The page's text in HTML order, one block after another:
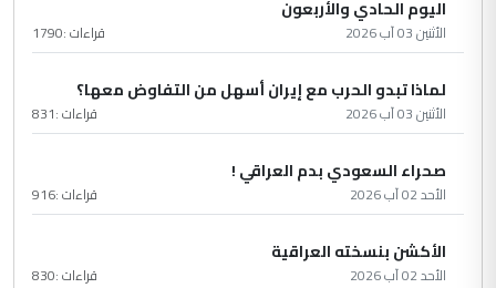
اليوم الحادي والأربعون
الأثنين 03 آب 2026 قراءات :1790
لماذا تبدو الحرب مع إيران أسهل من التفاوض معها؟
الأثنين 03 آب 2026 قراءات :831
صحراء السعودي بدم العراقي !
الأحد 02 آب 2026 قراءات :916
الأكشن بنسخته العراقية
الأحد 02 آب 2026 قراءات :830